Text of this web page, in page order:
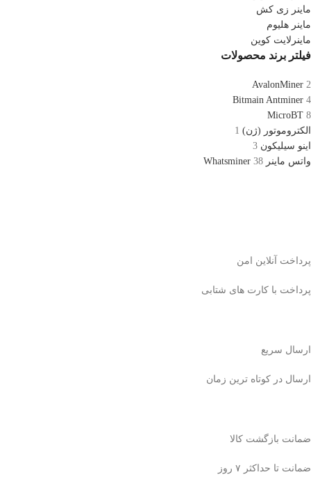
ماینر زی کش
ماینر هلیوم
ماینرلایت کوین
فیلتر برند محصولات
AvalonMiner 2
Bitmain Antminer 4
MicroBT 8
الکتروموتور (ژن) 1
اینو سیلیکون 3
واتس ماینر Whatsminer 38
پرداخت آنلاین امن
پرداخت با کارت های شتابی
ارسال سریع
ارسال در کوتاه ترین زمان
ضمانت بازگشت کالا
ضمانت تا حداکثر ۷ روز